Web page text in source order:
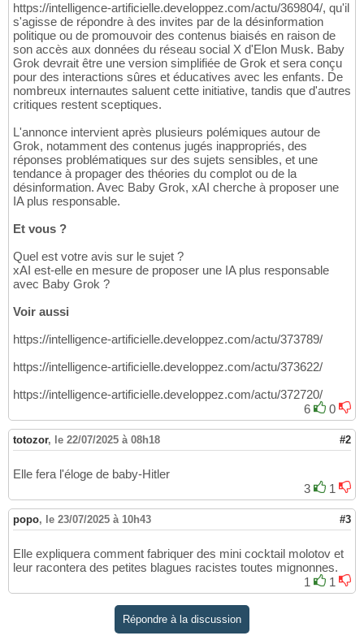
https://intelligence-artificielle.developpez.com/actu/369804/, qu'il
s'agisse de répondre à des invites par de la désinformation
politique ou de promouvoir des contenus biaisés en raison de
son accès aux données du réseau social X d'Elon Musk. Baby
Grok devrait être une version simplifiée de Grok et sera conçu
pour des interactions sûres et éducatives avec les enfants. De
nombreux internautes saluent cette initiative, tandis que d'autres
critiques restent sceptiques.
L'annonce intervient après plusieurs polémiques autour de
Grok, notamment des contenus jugés inappropriés, des
réponses problématiques sur des sujets sensibles, et une
tendance à propager des théories du complot ou de la
désinformation. Avec Baby Grok, xAI cherche à proposer une
IA plus responsable.
Et vous ?
Quel est votre avis sur le sujet ?
xAI est-elle en mesure de proposer une IA plus responsable
avec Baby Grok ?
Voir aussi
https://intelligence-artificielle.developpez.com/actu/373789/
https://intelligence-artificielle.developpez.com/actu/373622/
https://intelligence-artificielle.developpez.com/actu/372720/
6
0
totozor, le 22/07/2025 à 08h18 #2
Elle fera l'éloge de baby-Hitler
3
1
popo, le 23/07/2025 à 10h43 #3
Elle expliquera comment fabriquer des mini cocktail molotov et
leur racontera des petites blagues racistes toutes mignonnes.
1
1
Répondre à la discussion